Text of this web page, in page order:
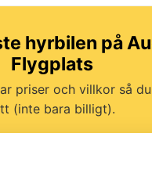
hyrbilen på
Flygplats
priser och villkor så
(inte bara billigt).